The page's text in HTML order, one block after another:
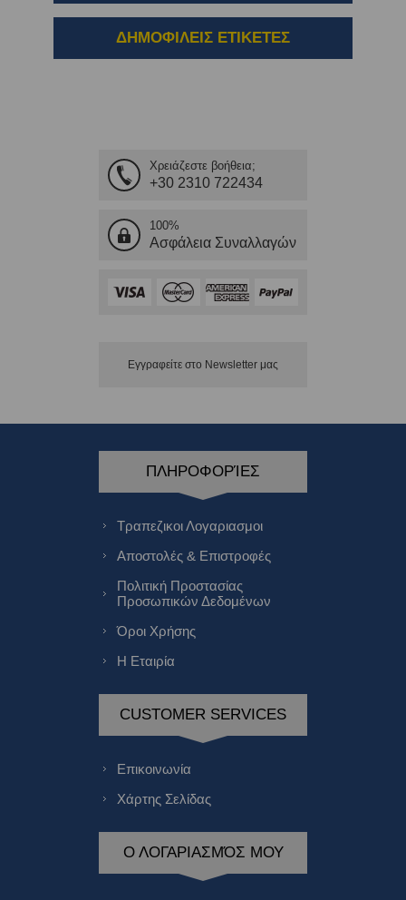
ΔΗΜΟΦΙΛΕΙΣ ΕΤΙΚΕΤΕΣ
Χρειάζεστε βοήθεια;
+30 2310 722434
100%
Ασφάλεια Συναλλαγών
Εγγραφείτε στο Νewsletter μας
ΠΛΗΡΟΦΟΡΊΕΣ
Τραπεζικοι Λογαριασμοι
Αποστολές & Επιστροφές
Πολιτική Προστασίας
Προσωπικών Δεδομένων
Όροι Χρήσης
Η Εταιρία
CUSTOMER SERVICES
Επικοινωνία
Χάρτης Σελίδας
Ο ΛΟΓΑΡΙΑΣΜΌΣ ΜΟΥ